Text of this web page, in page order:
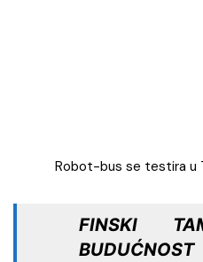
Robot-bus se testira u
FINSKI